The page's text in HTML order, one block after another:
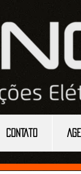
CONTATO